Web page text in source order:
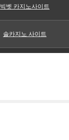
빅벳 카지노사이트
솔카지노 사이트